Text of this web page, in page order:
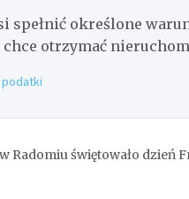
spełnić określone
otrzymać
podatki
Radomiu świętowało dzień